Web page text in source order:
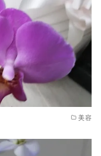
美容